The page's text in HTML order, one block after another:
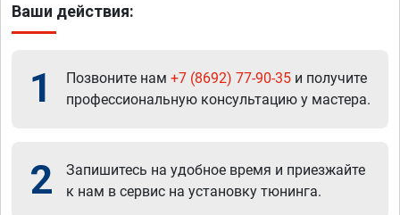
Ваши действия:
1 Позвоните нам +7 (8692) 77-90-35 и получите
профессиональную консультацию у мастера.
2
Запишитесь на удобное время и приезжайте
к нам в сервис на установку тюнинга.